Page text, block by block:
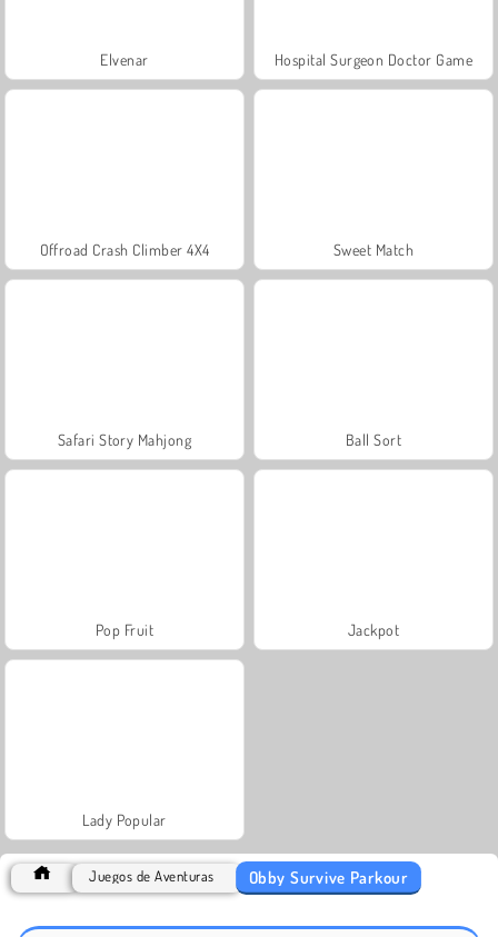
Elvenar Hospital Surgeon Doctor Game
Offroad Crash Climber 4X4 Sweet Match
Safari Story Mahjong Ball Sort
Pop Fruit Jackpot
Lady Popular
Juegos de Aventuras Obby Survive Parkour